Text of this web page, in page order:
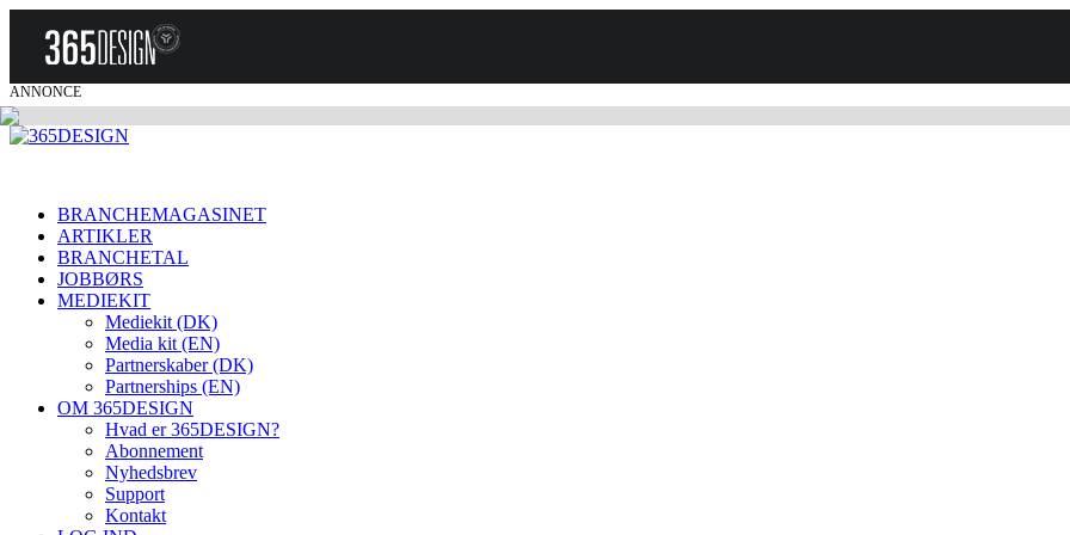
ANNONCE
BRANCHEMAGASINET
ARTIKLER
BRANCHETAL
JOBBØRS
MEDIEKIT
Mediekit (DK)
Media kit (EN)
Partnerskaber (DK)
Partnerships (EN)
OM 365DESIGN
Hvad er 365DESIGN?
Abonnement
Nyhedsbrev
Support
Kontakt